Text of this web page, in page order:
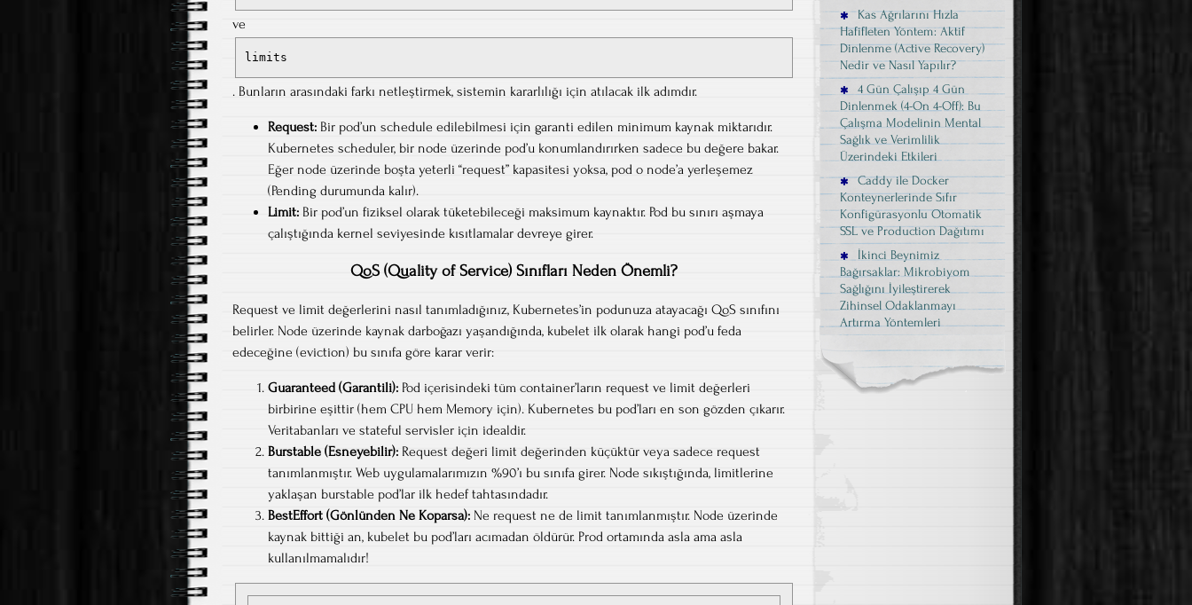
ve
limits
. Bunların arasındaki farkı netleştirmek, sistemin kararlılığı için atılacak ilk adımdır.
Request: Bir pod’un schedule edilebilmesi için garanti edilen minimum kaynak miktarıdır.
Kubernetes scheduler, bir node üzerinde pod’u konumlandırırken sadece bu değere bakar.
Eğer node üzerinde boşta yeterli “request” kapasitesi yoksa, pod o node’a yerleşemez
(Pending durumunda kalır).
Limit: Bir pod’un fiziksel olarak tüketebileceği maksimum kaynaktır. Pod bu sınırı aşmaya
çalıştığında kernel seviyesinde kısıtlamalar devreye girer.
QoS (Quality of Service) Sınıfları Neden Önemli?
Request ve limit değerlerini nasıl tanımladığınız, Kubernetes’in podunuza atayacağı QoS sınıfını
belirler. Node üzerinde kaynak darboğazı yaşandığında, kubelet ilk olarak hangi pod’u feda
edeceğine (eviction) bu sınıfa göre karar verir:
Guaranteed (Garantili): Pod içerisindeki tüm container’ların request ve limit değerleri
birbirine eşittir (hem CPU hem Memory için). Kubernetes bu pod’ları en son gözden çıkarır.
Veritabanları ve stateful servisler için idealdir.
Burstable (Esneyebilir): Request değeri limit değerinden küçüktür veya sadece request
tanımlanmıştır. Web uygulamalarımızın %90’ı bu sınıfa girer. Node sıkıştığında, limitlerine
yaklaşan burstable pod’lar ilk hedef tahtasındadır.
BestEffort (Gönlünden Ne Koparsa): Ne request ne de limit tanımlanmıştır. Node üzerinde
kaynak bittiği an, kubelet bu pod’ları acımadan öldürür. Prod ortamında asla ama asla
kullanılmamalıdır!
Kas Ağrılarını Hızla
Hafifleten Yöntem: Aktif
Dinlenme (Active Recovery)
Nedir ve Nasıl Yapılır?
4 Gün Çalışıp 4 Gün
Dinlenmek (4-On 4-Off): Bu
Çalışma Modelinin Mental
Sağlık ve Verimlilik
Üzerindeki Etkileri
Caddy ile Docker
Konteynerlerinde Sıfır
Konfigürasyonlu Otomatik
SSL ve Production Dağıtımı
İkinci Beynimiz
Bağırsaklar: Mikrobiyom
Sağlığını İyileştirerek
Zihinsel Odaklanmayı
Artırma Yöntemleri